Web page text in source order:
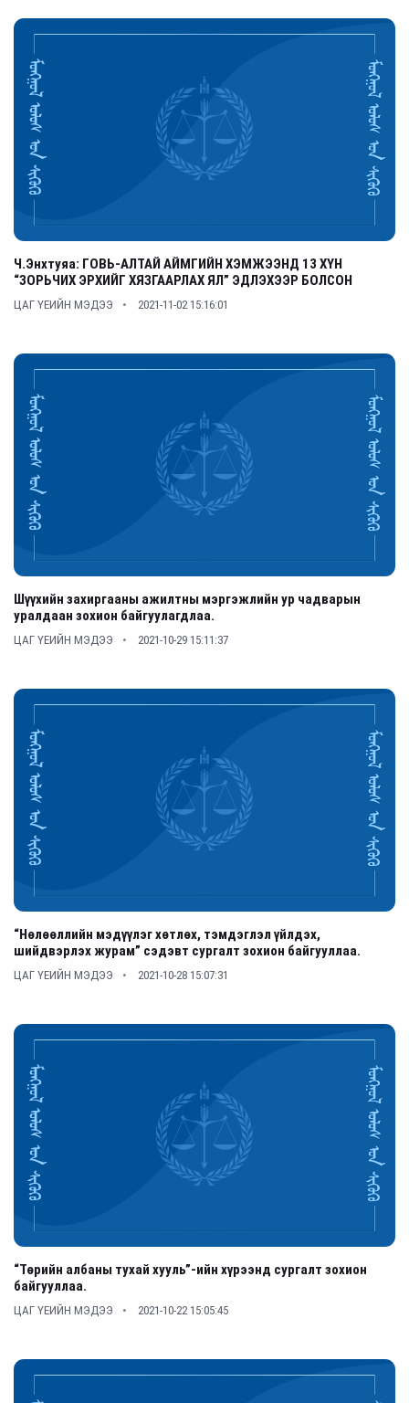
Ч.Энхтуяа: ГОВЬ-АЛТАЙ АЙМГИЙН ХЭМЖЭЭНД 13 ХҮН
“ЗОРЬЧИХ ЭРХИЙГ ХЯЗГААРЛАХ ЯЛ” ЭДЛЭХЭЭР БОЛСОН
ЦАГ ҮЕИЙН МЭДЭЭ 2021-11-02 15:16:01
Шүүхийн захиргааны ажилтны мэргэжлийн ур чадварын
уралдаан зохион байгуулагдлаа.
ЦАГ ҮЕИЙН МЭДЭЭ 2021-10-29 15:11:37
“Нөлөөллийн мэдүүлэг хөтлөх, тэмдэглэл үйлдэх,
шийдвэрлэх журам” сэдэвт сургалт зохион байгууллаа.
ЦАГ ҮЕИЙН МЭДЭЭ 2021-10-28 15:07:31
“Төрийн албаны тухай хууль”-ийн хүрээнд сургалт зохион
байгууллаа.
ЦАГ ҮЕИЙН МЭДЭЭ 2021-10-22 15:05:45